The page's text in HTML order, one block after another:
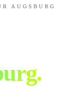
AUGSBURG
.